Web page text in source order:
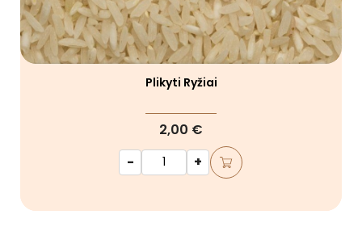
Plikyti Ryžiai
2,00 €
-
+